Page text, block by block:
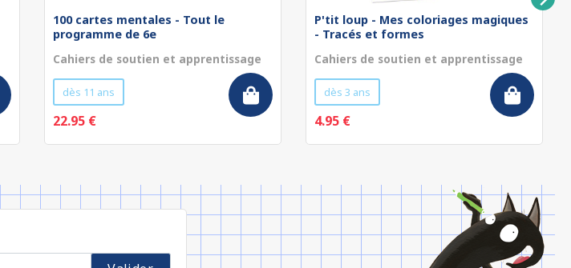
100 cartes mentales - Tout le
programme de 6e
Cahiers de soutien et apprentissage
dès 11 ans
22.95 €
P'tit loup - Mes coloriages magiques
- Tracés et formes
Cahiers de soutien et apprentissage
dès 3 ans
4.95 €